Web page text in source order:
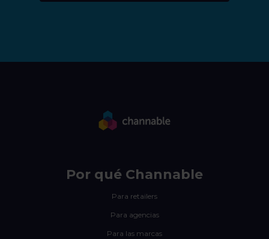
Por qué Channable
Para retailers
Para agencias
Para las marcas